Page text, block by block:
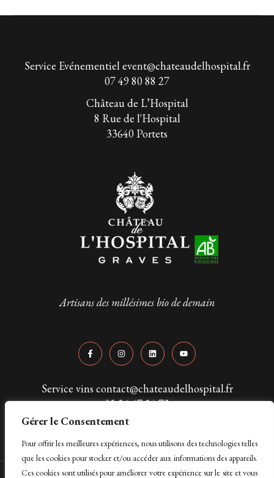
Gérer le Consentement
Pour offrir les meilleures expériences, nous utilisons des technologies telles
que les cookies pour stocker et/ou accéder aux informations des appareils.
Ces cookies sont utilisés pour améliorer votre expérience sur le site et vous
Service Evénementiel event@chateaudelhospital.fr
07 49 80 88 27
Château de L’Hospital
8 Rue de l'Hospital
33640 Portets
Artisans des millésimes bio de demain
Service vins contact@chateaudelhospital.fr
05 56 67 54 73